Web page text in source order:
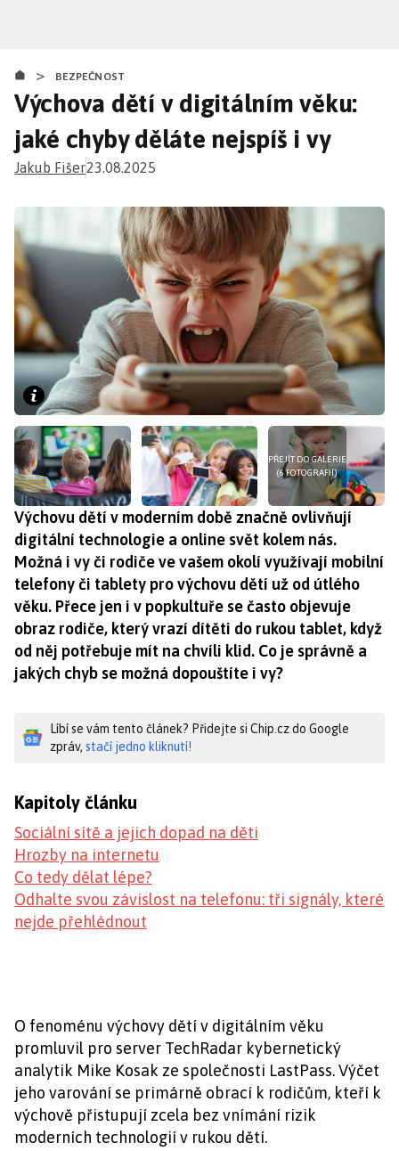
obsahu
> BEZPEČNOST
Výchova dětí v digitálním věku:
jaké chyby děláte nejspíš i vy
Jakub Fišer23.08.2025
PŘEJÍT DO GALERIE
(6 FOTOGRAFIÍ)
Výchovu dětí v moderním době značně ovlivňují
digitální technologie a online svět kolem nás.
Možná i vy či rodiče ve vašem okolí využívají mobilní
telefony či tablety pro výchovu dětí už od útlého
věku. Přece jen i v popkultuře se často objevuje
obraz rodiče, který vrazí dítěti do rukou tablet, když
od něj potřebuje mít na chvíli klid. Co je správně a
jakých chyb se možná dopouštíte i vy?
Líbí se vám tento článek? Přidejte si Chip.cz do Google
zpráv, stačí jedno kliknutí!
Kapitoly článku
Sociální sítě a jejich dopad na děti
Hrozby na internetu
Co tedy dělat lépe?
Odhalte svou závislost na telefonu: tři signály, které
nejde přehlédnout
O fenoménu výchovy dětí v digitálním věku
promluvil pro server TechRadar kybernetický
analytik Mike Kosak ze společnosti LastPass. Výčet
jeho varování se primárně obrací k rodičům, kteří k
výchově přistupují zcela bez vnímání rizik
moderních technologií v rukou dětí.